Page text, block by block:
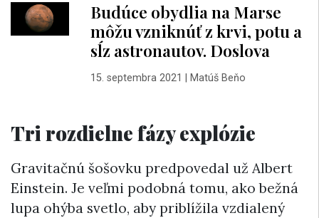
Budúce obydlia na Marse
môžu vzniknúť z krvi, potu a
sĺz astronautov. Doslova
15. septembra 2021 Matúš Beňo
Tri rozdielne fázy explózie
Gravitačnú šošovku predpovedal už Albert
Einstein. Je veľmi podobná tomu, ako bežná
lupa ohýba svetlo, aby priblížila vzdialený